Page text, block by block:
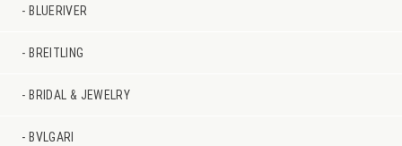
BLUERIVER
BREITLING
BRIDAL & JEWELRY
BVLGARI